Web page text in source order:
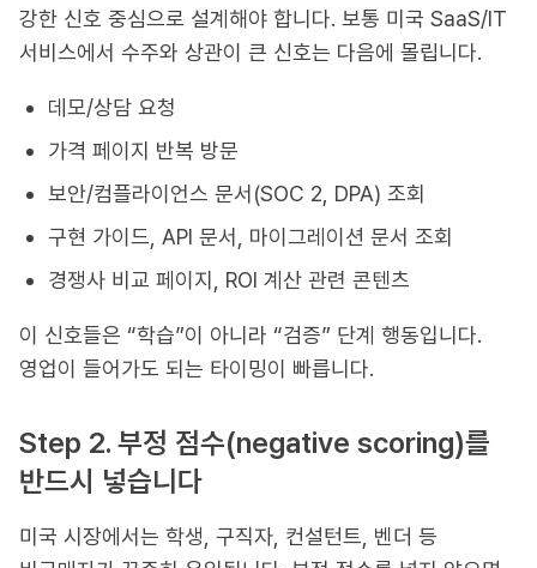
강한 신호 중심으로 설계해야 합니다. 보통 미국 SaaS/IT
서비스에서 수주와 상관이 큰 신호는 다음에 몰립니다.
데모/상담 요청
가격 페이지 반복 방문
보안/컴플라이언스 문서(SOC 2, DPA) 조회
구현 가이드, API 문서, 마이그레이션 문서 조회
경쟁사 비교 페이지, ROI 계산 관련 콘텐츠
이 신호들은 “학습”이 아니라 “검증” 단계 행동입니다.
영업이 들어가도 되는 타이밍이 빠릅니다.
Step 2. 부정 점수(negative scoring)를
반드시 넣습니다
미국 시장에서는 학생, 구직자, 컨설턴트, 벤더 등